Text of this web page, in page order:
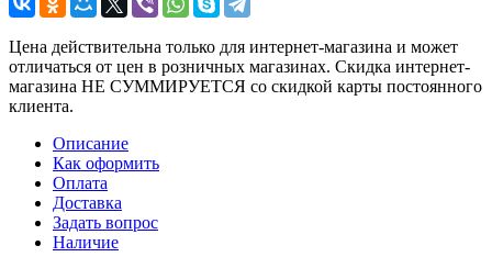
Цена действительна только для интернет-магазина и может
отличаться от цен в розничных магазинах. Скидка интернет-
магазина НЕ СУММИРУЕТСЯ со скидкой карты постоянного
клиента.
Описание
Как оформить
Оплата
Доставка
Задать вопрос
Наличие